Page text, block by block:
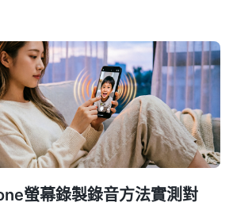
螢幕錄製錄音方法實測對